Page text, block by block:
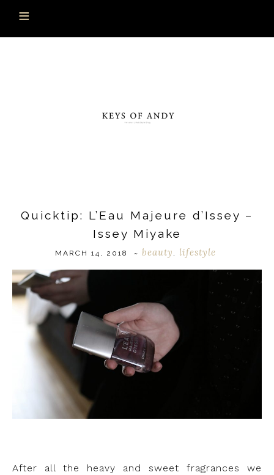
Quicktip: L’Eau Majeure d’Issey –
Issey Miyake
MARCH 14, 2018 ~ beauty lifestyle
After all the heavy and sweet fragrances we